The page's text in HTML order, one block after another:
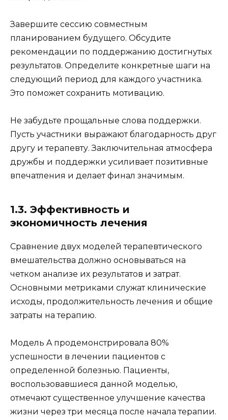
Завершите сессию совместным
планированием будущего. Обсудите
рекомендации по поддержанию достигнутых
результатов. Определите конкретные шаги на
следующий период для каждого участника.
Это поможет сохранить мотивацию.
Не забудьте прощальные слова поддержки.
Пусть участники выражают благодарность друг
другу и терапевту. Заключительная атмосфера
дружбы и поддержки усиливает позитивные
впечатления и делает финал значимым.
1.3. Эффективность и
экономичность лечения
Сравнение двух моделей терапевтического
вмешательства должно основываться на
четком анализе их результатов и затрат.
Основными метриками служат клинические
исходы, продолжительность лечения и общие
затраты на терапию.
Модель A продемонстрировала 80%
успешности в лечении пациентов с
определенной болезнью. Пациенты,
воспользовавшиеся данной моделью,
отмечают существенное улучшение качества
жизни через три месяца после начала терапии.